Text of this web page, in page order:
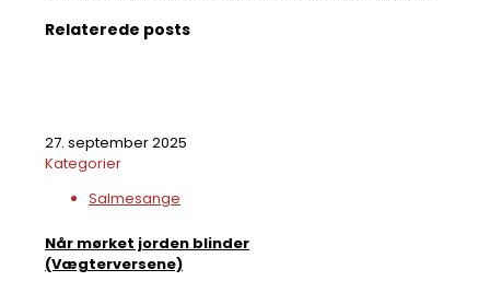
Relaterede posts
27. september 2025
Kategorier
Salmesange
Når mørket jorden blinder
(Vægterversene)